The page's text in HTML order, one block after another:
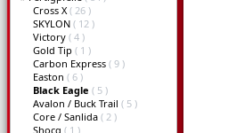
Cross X( 26 )
SKYLON ( 12 )
Victory ( 4 )
Gold Tip ( 1 )
Carbon Express ( 9 )
Easton ( 6 )
Black Eagle ( 5 )
Avalon / Buck Trail ( 5 )
Core / Sanlida ( 2 )
Shocq ( 1 )